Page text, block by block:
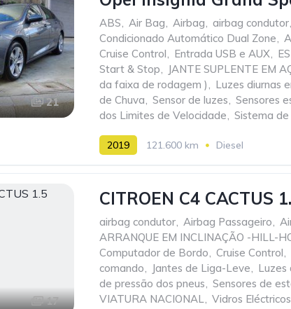
21
ABS, Air Bag, Airbag, airbag condutor,
Condicionado Automático Dual Zone,
Cruise Control, Entrada USB e AUX,
Start & Stop, JANTE SUPLENTE EM
da faixa de rodagem ), Luzes diurnas
de Chuva, Sensor de luzes, Sensores
dos Limites de Velocidade, Sistema
2019 121.600 km Diesel
17
CITROEN C4 CACTUS
airbag condutor, Airbag Passageiro,
ARRANQUE EM INCLINAÇÃO -HILL-
Computador de Bordo, Cruise Control,
comando, Jantes de Liga-Leve, Luzes
de pressão dos pneus, Sensores de
VIATURA NACIONAL, Vidros